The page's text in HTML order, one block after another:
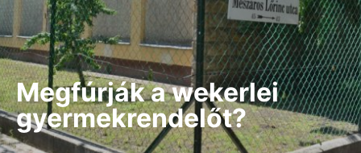
Megfúrják a wekerlei
gyermekrendelőt?